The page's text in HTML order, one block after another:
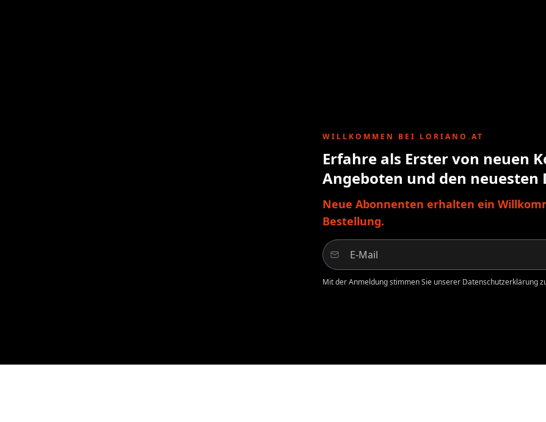
WILLKOMMEN BEI LORIANO.AT
Erfahre als Erster von neuen
Angeboten und den neuesten
Neue Abonnenten erhalten ein
Bestellung.
Mit der Anmeldung stimmen Sie unserer Datenschutzerklärung